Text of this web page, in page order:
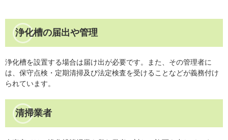
浄化槽の届出や管理
浄化槽を設置する場合は届け出が必要です。また、その管理者に
は、保守点検・定期清掃及び法定検査を受けることなどが義務付け
られています。
清掃業者